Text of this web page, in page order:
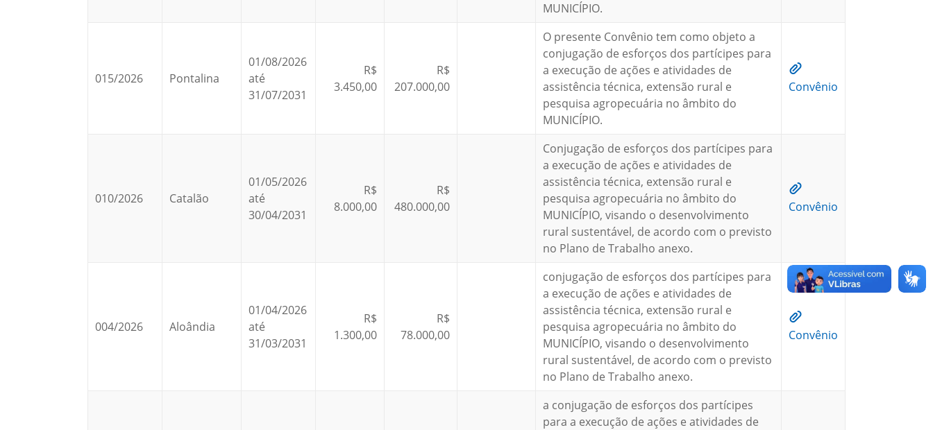
MUNICÍPIO.
015/2026 Pontalina
01/08/2026
até
31/07/2031
R$
3.450,00
R$
207.000,00
O presente Convênio tem como objeto a
conjugação de esforços dos partícipes para
a execução de ações e atividades de
assistência técnica, extensão rural e
pesquisa agropecuária no âmbito do
MUNICÍPIO.
Convênio
010/2026 Catalão
01/05/2026
até
30/04/2031
R$
8.000,00
R$
480.000,00
Conjugação de esforços dos partícipes para
a execução de ações e atividades de
assistência técnica, extensão rural e
pesquisa agropecuária no âmbito do
MUNICÍPIO, visando o desenvolvimento
rural sustentável, de acordo com o previsto
no Plano de Trabalho anexo.
Convênio
004/2026 Aloândia
01/04/2026
até
31/03/2031
R$
1.300,00
R$
78.000,00
conjugação de esforços dos partícipes para
a execução de ações e atividades de
assistência técnica, extensão rural e
pesquisa agropecuária no âmbito do
MUNICÍPIO, visando o desenvolvimento
rural sustentável, de acordo com o previsto
no Plano de Trabalho anexo.
Convênio
a conjugação de esforços dos partícipes
para a execução de ações e atividades de